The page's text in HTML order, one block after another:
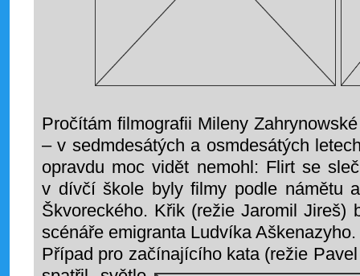
Pročítám filmografii Mileny
– v sedmdesátých a osmdesátých
opravdu moc vidět nemohl: Flirt se
v dívčí škole byly filmy podle námětu
Škvoreckého. Křik (režie Jaromil
scénáře emigranta Ludvíka Aškenazyho.
Případ pro začínajícího kata (režie